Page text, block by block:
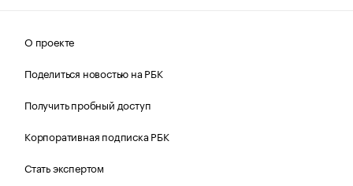
О проекте
Поделиться новостью на РБК
Получить пробный доступ
Корпоративная подписка РБК
Стать экспертом